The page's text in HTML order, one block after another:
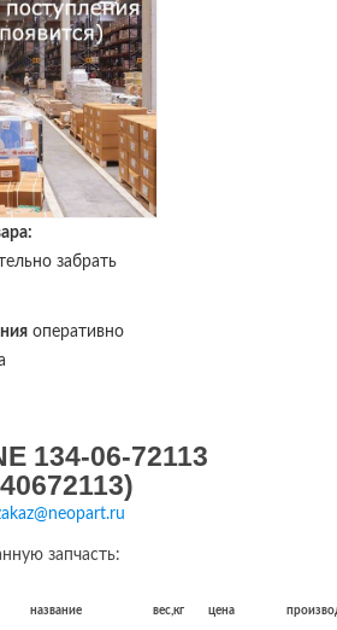
забрать
оперативно
134-06-72113
запчасть:
название вес,кг цена